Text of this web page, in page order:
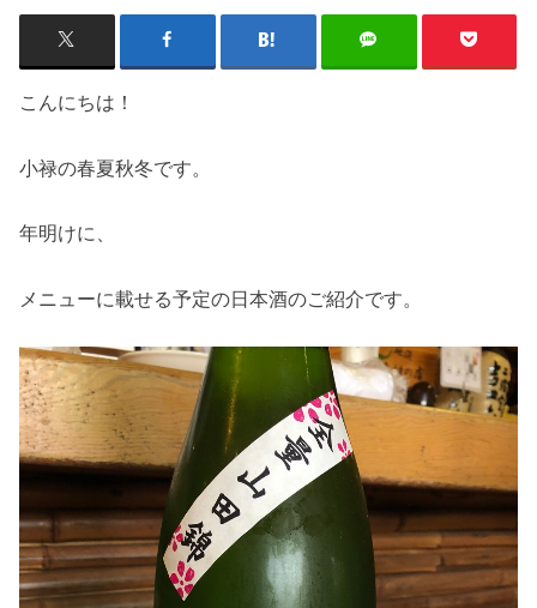
こんにちは！
小禄の春夏秋冬です。
年明けに、
メニューに載せる予定の日本酒のご紹介です。